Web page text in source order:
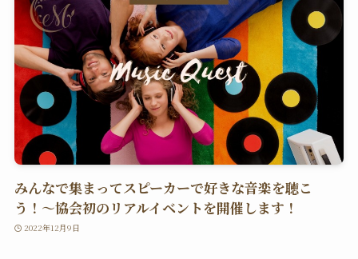
みんなで集まってスピーカーで好きな音楽を聴こ
う！〜協会初のリアルイベントを開催します！
2022年12月9日